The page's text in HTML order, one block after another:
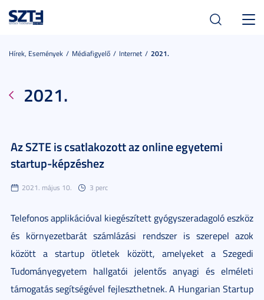
Hírek, Események Médiafigyelő Internet 2021.
2021.
Az SZTE is csatlakozott az online egyetemi
startup-képzéshez
2021. május 10. 3 perc
Telefonos applikációval kiegészített gyógyszeradagoló eszköz
és környezetbarát számlázási rendszer is szerepel azok
között a startup ötletek között, amelyeket a Szegedi
Tudományegyetem hallgatói jelentős anyagi és elméleti
támogatás segítségével fejleszthetnek. A Hungarian Startup